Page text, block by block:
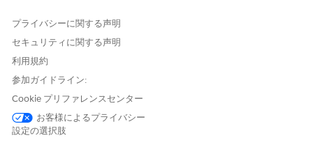
プライバシーに関する声明
セキュリティに関する声明
利用規約
参加ガイドライン:
Cookie プリファレンスセンター
お客様によるプライバシー
設定の選択肢